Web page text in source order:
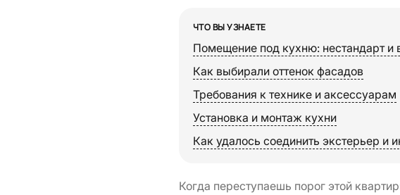
ЧТО ВЫ УЗНАЕТЕ
Помещение под кухню: нестандарт и
Как выбирали оттенок фасадов
Требования к технике и аксессуарам
Установка и монтаж кухни
Как удалось соединить экстерьер и
Когда переступаешь порог этой